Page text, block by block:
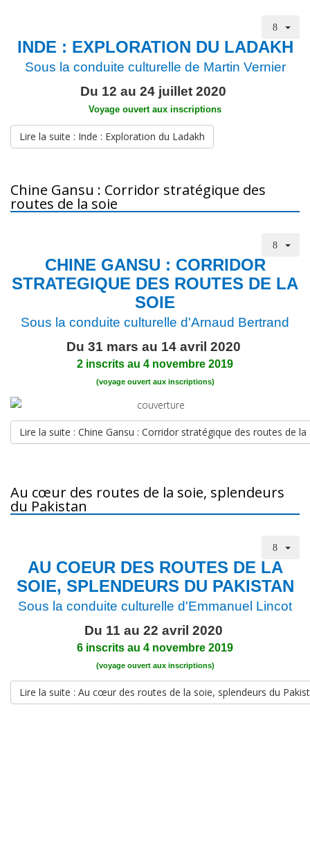
INDE : EXPLORATION DU LADAKH
Sous la conduite culturelle de Martin Vernier
Du 12 au 24 juillet 2020
Voyage ouvert aux inscriptions
Lire la suite : Inde : Exploration du Ladakh
Chine Gansu : Corridor stratégique des
routes de la soie
CHINE GANSU : CORRIDOR
STRATEGIQUE DES ROUTES DE LA
SOIE
Sous la conduite culturelle d'Arnaud Bertrand
Du 31 mars au 14 avril 2020
2 inscrits au 4 novembre 2019
(voyage ouvert aux inscriptions)
Lire la suite : Chine Gansu : Corridor stratégique des routes de la
Au cœur des routes de la soie, splendeurs
du Pakistan
AU COEUR DES ROUTES DE LA
SOIE, SPLENDEURS DU PAKISTAN
Sous la conduite culturelle d'Emmanuel Lincot
Du 11 au 22 avril 2020
6 inscrits au 4 novembre 2019
(voyage ouvert aux inscriptions)
Lire la suite : Au cœur des routes de la soie, splendeurs du